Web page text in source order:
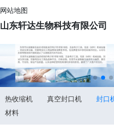
网站地图
山东轩达生物科技有限公司
热收缩机 真空封口机 封口
材料